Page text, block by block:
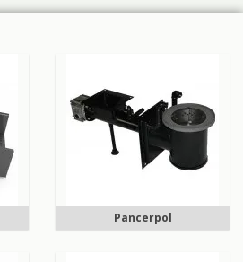
Pancerpol